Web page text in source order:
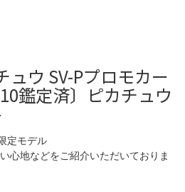
ュウ SV-Pプロモカー
鑑定済〕ピカチュウ
定モデル
心地などをご紹介いただいておりま